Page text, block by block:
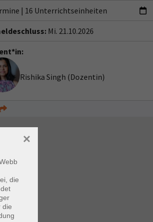
| 16 Unterrichtseinheiten
Mi. 21.10.2026
Rishika Singh (Dozentin)
die
die
×